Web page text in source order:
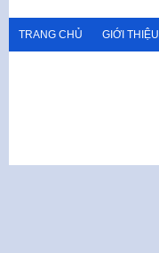
TRANG CHỦ GIỚI THIỆU